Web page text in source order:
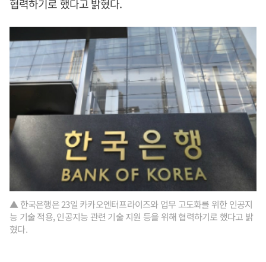
협력하기로 했다고 밝혔다.
▲ 한국은행은 23일 카카오엔터프라이즈와 업무 고도화를 위한 인공지
능 기술 적용, 인공지능 관련 기술 지원 등을 위해 협력하기로 했다고 밝
혔다.